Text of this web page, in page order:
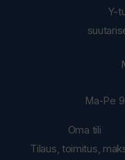
Y-
Oma tili
Tilaus, toimitus,
Ma-Pe